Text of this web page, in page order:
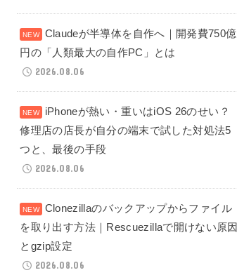
Claudeが半導体を自作へ｜開発費750億
円の「人類最大の自作PC」とは
2026.08.06
iPhoneが熱い・重いはiOS 26のせい？
修理店の店長が自分の端末で試した対処法5
つと、最後の手段
2026.08.06
Clonezillaのバックアップからファイル
を取り出す方法｜Rescuezillaで開けない原因
とgzip設定
2026.08.06